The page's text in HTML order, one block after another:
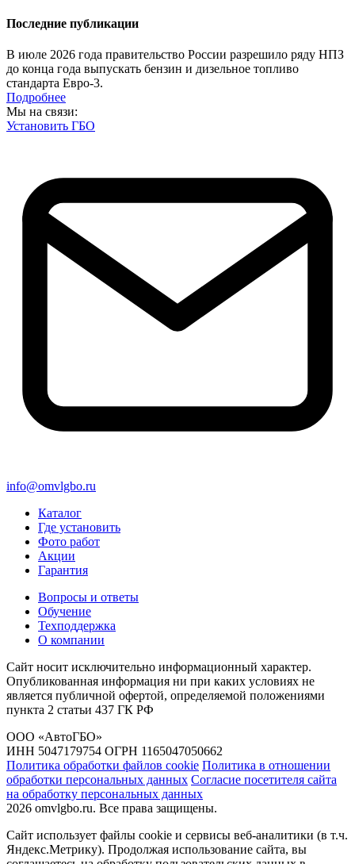
Последние публикации
В июле 2026 года правительство России разрешило ряду НПЗ
до конца года выпускать бензин и дизельное топливо
стандарта Евро-3.
Подробнее
Мы на связи:
Установить ГБО
info@omvlgbo.ru
Каталог
Где установить
Фото работ
Акции
Гарантия
Вопросы и ответы
Обучение
Техподдержка
О компании
Сайт носит исключительно информационный характер.
Опубликованная информация ни при каких условиях не
является публичной офертой, определяемой положениями
пункта 2 статьи 437 ГК РФ
ООО «АвтоГБО»
ИНН 5047179754 ОГРН 1165047050662
Политика обработки файлов cookie Политика в отношении
обработки персональных данных Согласие посетителя сайта
на обработку персональных данных
2026 omvlgbo.ru. Все права защищены.
Сайт использует файлы cookie и сервисы веб-аналитики (в т.ч.
Яндекс.Метрику). Продолжая использование сайта, вы